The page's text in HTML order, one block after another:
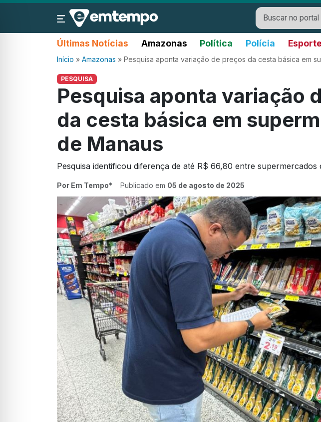
Últimas Notícias Amazonas Política Polícia Esporte
Início » Amazonas » Pesquisa aponta variação de preços da cesta básica em
PESQUISA
Pesquisa aponta variação
da cesta básica em
de Manaus
Pesquisa identificou diferença de até R$ 66,80 entre supermercados
Por Em Tempo* Publicado em 05 de agosto de 2025